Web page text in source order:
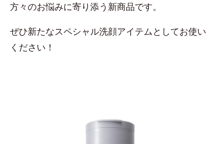
方々のお悩みに寄り添う新商品です。
ぜひ新たなスペシャル洗顔アイテムとしてお使い
ください！